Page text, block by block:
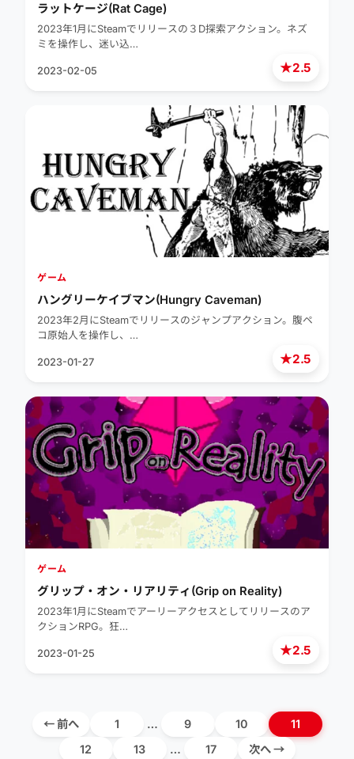
★2.5
ラットケージ(Rat Cage)
2023年1月にSteamでリリースの３D探索アクション。ネズ
ミを操作し、迷い込…
2023-02-05
★2.5
ゲーム
ハングリーケイブマン(Hungry Caveman)
2023年2月にSteamでリリースのジャンプアクション。腹ペ
コ原始人を操作し、…
2023-01-27
★2.5
ゲーム
グリップ・オン・リアリティ(Grip on Reality)
2023年1月にSteamでアーリーアクセスとしてリリースのア
クションRPG。狂…
2023-01-25
← 前へ 1 … 9 10
11
12
13 … 17 次へ →